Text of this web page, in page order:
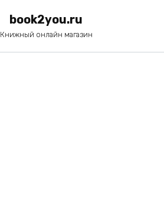
book2you.ru
Книжный онлайн магазин